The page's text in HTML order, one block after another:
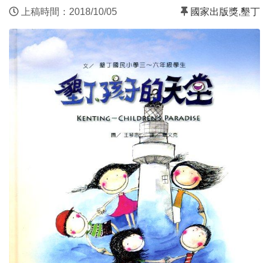
上稿時間：2018/10/05 國家出版獎,墾丁